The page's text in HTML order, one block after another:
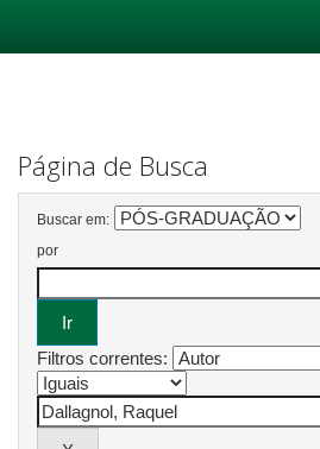
Página de Busca
Buscar em:
por
Filtros correntes: